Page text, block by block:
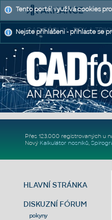
CAD FÓRUM - TIPY A
Přes 123.000 registrovaných u
Nový Kalkulátor nosníků,
HLAVNÍ STRÁNKA
DISKUZNÍ FÓRUM
pokyny
Tento portál využívá cookies
Nejste přihlášeni - přihlaste se